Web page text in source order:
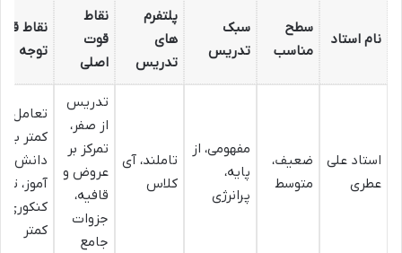
نام استاد
سطح
مناسب
سبک
تدریس
پلتفرم
های
تدریس
نقاط
قوت
اصلی
نقاط
توجه
استاد علی
عطری
ضعیف،
متوسط
مفهومی، از
پایه،
پرانرژی
تاملند، آی
کلاس
تدریس
از صفر،
تمرکز بر
عروض و
قافیه،
جزوات
جامع
تعامل
کمتر با
دانش
آموز،
کنکوری
کمتر